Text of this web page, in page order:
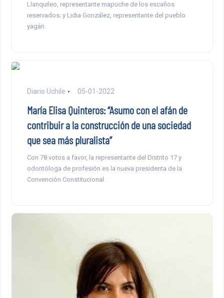
Llanquileo, representante mapuche de los escaños
reservados; y Lidia González, representante del pueblo
yagán.
Diario Uchile 05-01-2022
María Elisa Quinteros: “Asumo con el afán de
contribuir a la construcción de una sociedad
que sea más pluralista”
Con 78 votos a favor, la representante del Distrito 17 y
odontóloga de profesión es la nueva presidenta de la
Convención Constitucional.